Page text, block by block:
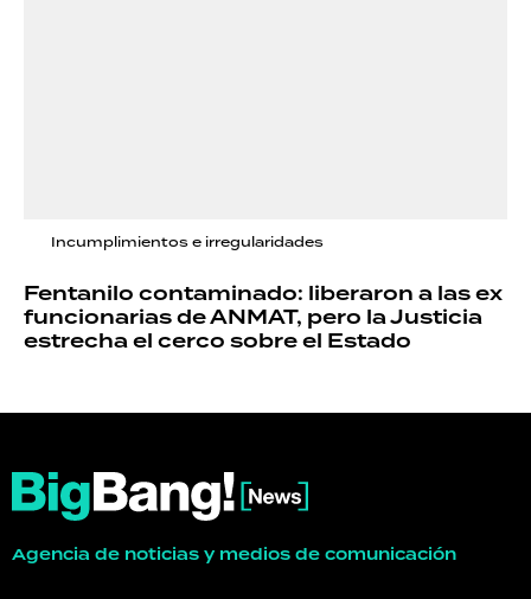
Incumplimientos e irregularidades
Fentanilo contaminado: liberaron a las ex
funcionarias de ANMAT, pero la Justicia
estrecha el cerco sobre el Estado
Agencia de noticias y medios de comunicación